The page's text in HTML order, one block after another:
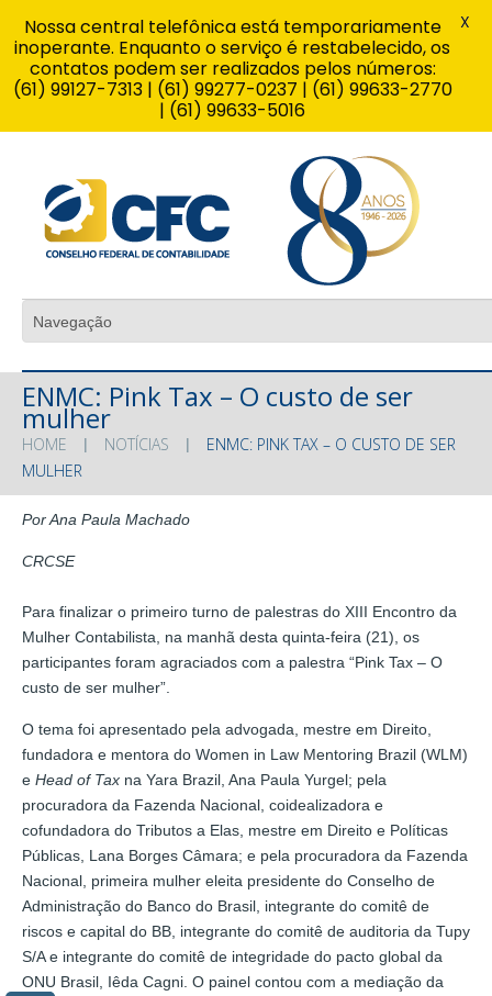
ENMC: Pink Tax – O custo de ser
mulher
HOME NOTÍCIAS
ENMC: PINK TAX – O CUSTO DE SER
MULHER
Por Ana Paula Machado
CRCSE
Para finalizar o primeiro turno de palestras do XIII Encontro da
Mulher Contabilista, na manhã desta quinta-feira (21), os
participantes foram agraciados com a palestra “Pink Tax – O
custo de ser mulher”.
O tema foi apresentado pela advogada, mestre em Direito,
fundadora e mentora do Women in Law Mentoring Brazil (WLM)
e Head of Tax na Yara Brazil, Ana Paula Yurgel; pela
procuradora da Fazenda Nacional, coidealizadora e
cofundadora do Tributos a Elas, mestre em Direito e Políticas
Públicas, Lana Borges Câmara; e pela procuradora da Fazenda
Nacional, primeira mulher eleita presidente do Conselho de
Administração do Banco do Brasil, integrante do comitê de
riscos e capital do BB, integrante do comitê de auditoria da Tupy
S/A e integrante do comitê de integridade do pacto global da
ONU Brasil, Iêda Cagni. O painel contou com a mediação da
Nossa central telefônica está temporariamente
inoperante. Enquanto o serviço é restabelecido, os
contatos podem ser realizados pelos números:
(61) 99127-7313 | (61) 99277-0237 | (61) 99633-2770
| (61) 99633-5016
X